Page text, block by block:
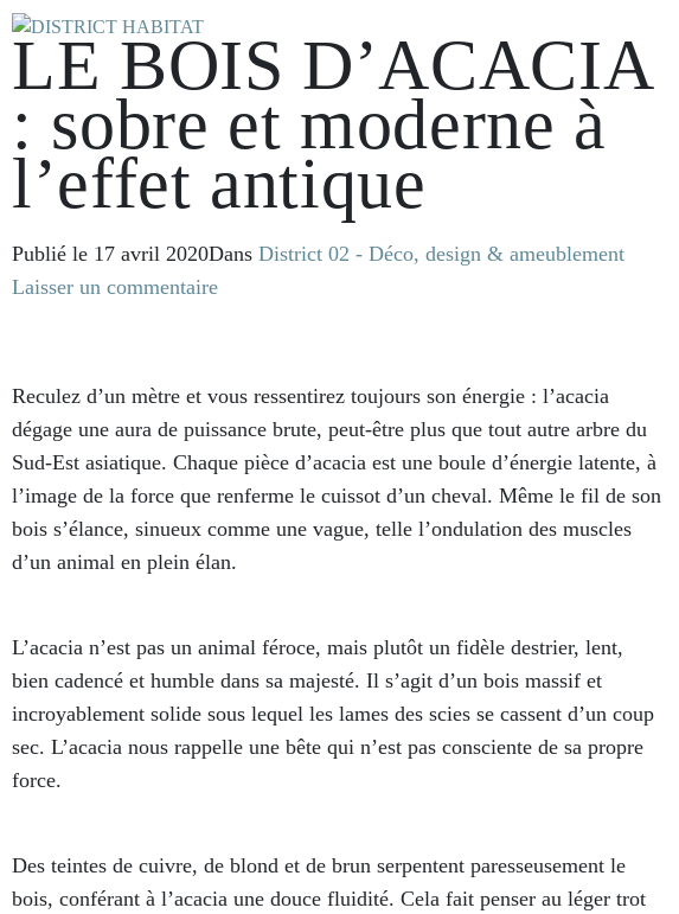
LE BOIS D’ACACIA
: sobre et moderne à
l’effet antique
Publié le 17 avril 2020Dans District 02 - Déco, design & ameublement
Laisser un commentaire
Reculez d’un mètre et vous ressentirez toujours son énergie : l’acacia
dégage une aura de puissance brute, peut-être plus que tout autre arbre du
Sud-Est asiatique. Chaque pièce d’acacia est une boule d’énergie latente, à
l’image de la force que renferme le cuissot d’un cheval. Même le fil de son
bois s’élance, sinueux comme une vague, telle l’ondulation des muscles
d’un animal en plein élan.
L’acacia n’est pas un animal féroce, mais plutôt un fidèle destrier, lent,
bien cadencé et humble dans sa majesté. Il s’agit d’un bois massif et
incroyablement solide sous lequel les lames des scies se cassent d’un coup
sec. L’acacia nous rappelle une bête qui n’est pas consciente de sa propre
force.
Des teintes de cuivre, de blond et de brun serpentent paresseusement le
bois, conférant à l’acacia une douce fluidité. Cela fait penser au léger trot